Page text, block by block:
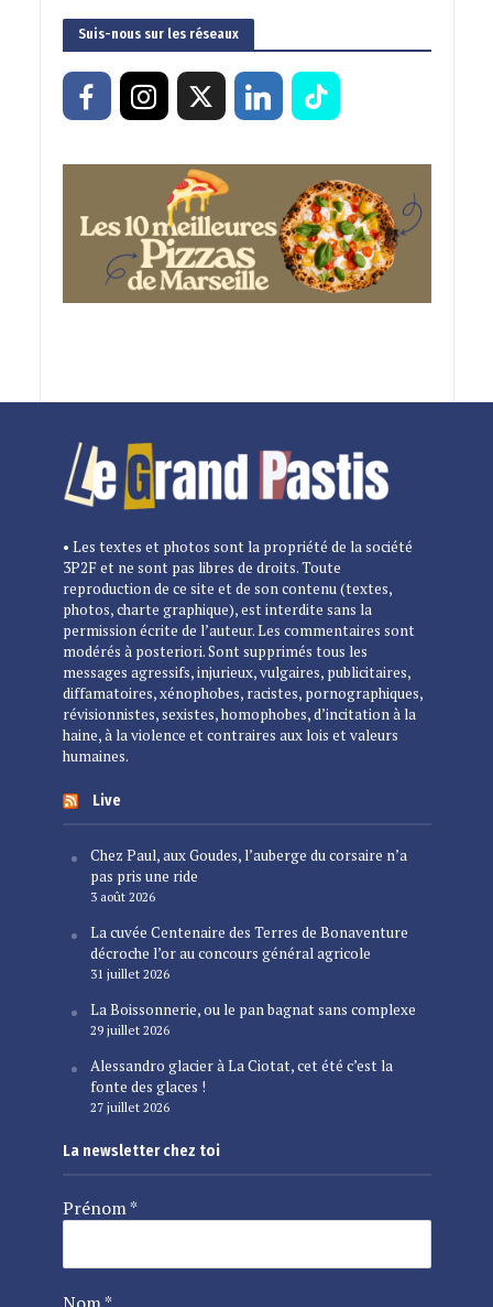
Suis-nous sur les réseaux
• Les textes et photos sont la propriété de la société
3P2F et ne sont pas libres de droits. Toute
reproduction de ce site et de son contenu (textes,
photos, charte graphique), est interdite sans la
permission écrite de l’auteur. Les commentaires sont
modérés à posteriori. Sont supprimés tous les
messages agressifs, injurieux, vulgaires, publicitaires,
diffamatoires, xénophobes, racistes, pornographiques,
révisionnistes, sexistes, homophobes, d’incitation à la
haine, à la violence et contraires aux lois et valeurs
humaines.
Live
Chez Paul, aux Goudes, l’auberge du corsaire n’a
pas pris une ride
3 août 2026
La cuvée Centenaire des Terres de Bonaventure
décroche l’or au concours général agricole
31 juillet 2026
La Boissonnerie, ou le pan bagnat sans complexe
29 juillet 2026
Alessandro glacier à La Ciotat, cet été c’est la
fonte des glaces !
27 juillet 2026
La newsletter chez toi
Prénom*